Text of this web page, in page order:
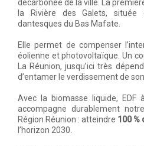
décarbonée de la ville. La
la Rivière des Galets,
dantesques du Bas Mafate.
Elle permet de compenser
éolienne et photovoltaïque. Un
La Réunion, jusqu’ici très
d’entamer le verdissement de
Avec la biomasse liquide, EDF
accompagne durablement
Région Réunion : atteindre 100 %
l’horizon 2030.